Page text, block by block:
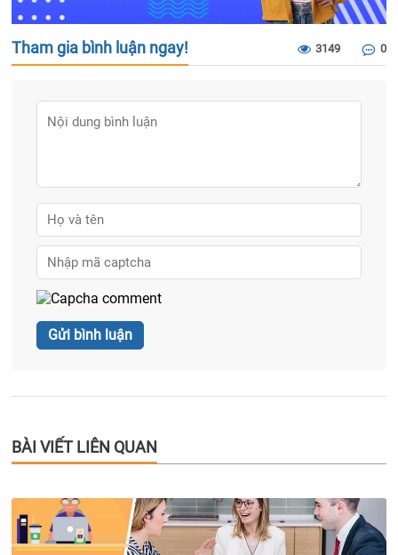
Tham gia bình luận ngay! 3149 0
BÀI VIẾT LIÊN QUAN